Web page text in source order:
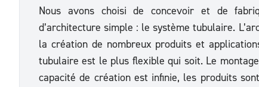
Nous avons choisi de concevoir et de
d’architecture simple : le système tubulaire.
la création de nombreux produits et
tubulaire est le plus flexible qui soit. Le
capacité de création est infinie, les produits